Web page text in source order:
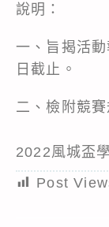
說明：
一、旨揭活
日截止。
二、檢附競賽
2022風城盃
Post